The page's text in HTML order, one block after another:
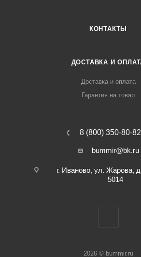
КОНТАКТЫ
ДОСТАВКА И
Доставка и оплата
Гарантия на товар
8 (800) 350-80-82
bummir@bk.ru
г. Иваново, ул. Жарова,
5014
2026 © bummir.ru